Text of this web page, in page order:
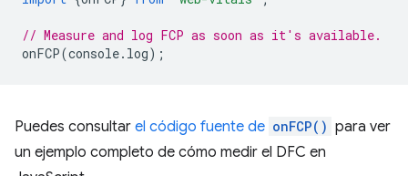
// Measure and log FCP as soon as it's available.
onFCP(console. log);
Puedes consultar el código fuente de onFCP() para ver
un ejemplo completo de cómo medir el DFC en